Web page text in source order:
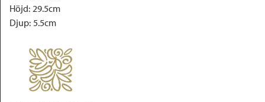
Höjd: 29.5cm
Djup: 5.5cm